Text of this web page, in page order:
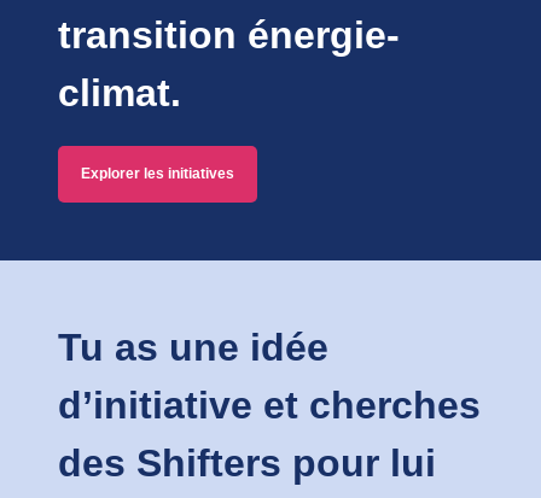
transition énergie-
climat.
Explorer les initiatives
Tu as une idée
d’initiative et cherches
des Shifters pour lui